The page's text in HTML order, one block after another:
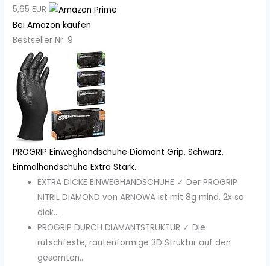
5,65 EUR
Bei Amazon kaufen
Bestseller Nr. 9
PROGRIP Einweghandschuhe Diamant Grip, Schwarz,
Einmalhandschuhe Extra Stark...
EXTRA DICKE EINWEGHANDSCHUHE ✓ Der PROGRIP
NITRIL DIAMOND von ARNOWA ist mit 8g mind. 2x so
dick...
PROGRIP DURCH DIAMANTSTRUKTUR ✓ Die
rutschfeste, rautenförmige 3D Struktur auf den
gesamten...